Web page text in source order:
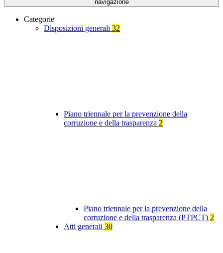
navigazione
Categorie
Disposizioni generali 32
Piano triennale per la prevenzione della
corruzione e della trasparenza 2
Piano triennale per la prevenzione della
corruzione e della trasparenza (PTPCT) 2
Atti generali 30